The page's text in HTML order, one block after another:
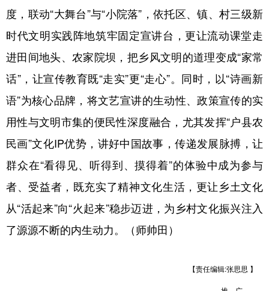
度，联动“大舞台”与“小院落”，依托区、镇、村三级新
时代文明实践阵地筑牢固定宣讲台，更让流动课堂走
进田间地头、农家院坝，把乡风文明的道理变成“家常
话”，让宣传教育既“走实”更“走心”。同时，以“诗画新
语”为核心品牌，将文艺宣讲的生动性、政策宣传的实
用性与文明市集的便民性深度融合，尤其发挥“户县农
民画”文化IP优势，讲好中国故事，传递发展脉搏，让
群众在“看得见、听得到、摸得着”的体验中成为参与
者、受益者，既充实了精神文化生活，更让乡土文化
从“活起来”向“火起来”稳步迈进，为乡村文化振兴注入
了源源不断的内生动力。（师帅田）
【责任编辑:张思思 】